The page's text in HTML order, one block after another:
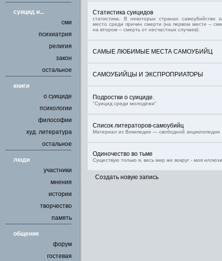
cуицид и...
сми
психиатрия
религия
закон
остальное
книги
о суициде
психологии
философии
худ. литература
остальное
люди
участники
мнения
истории
творчество
память
общение
форум
гостевая
Статистика суицидов
статистика. В некоторых странах самоубийство
место среди причин смерти (на первом месте –
на втором – смерть от несчастных случаев).
САМЫЕ ЛЮБИМЫЕ МЕСТА САМОУБИЙЦ
САМОУБИЙЦЫ И ЭКСПРОПРИАТОРЫ
Подростки о суициде.
"Суицид среди молодёжи"
Список литераторов-самоубийц
Материал из Википедии — свободной энциклопедии
Одиночество во тьме
Существую только я, весь мир же вокруг - моя
Создать новую запись